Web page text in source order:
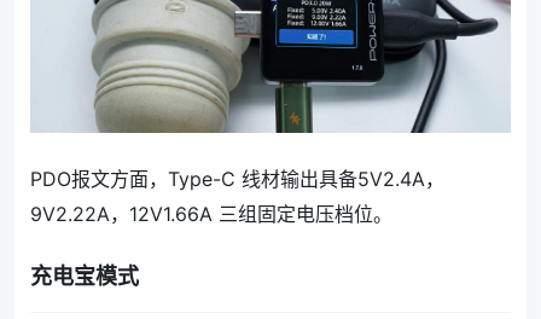
PDO报文方面，Type-C 线材输出具备5V2.4A，
9V2.22A，12V1.66A 三组固定电压档位。
充电宝模式